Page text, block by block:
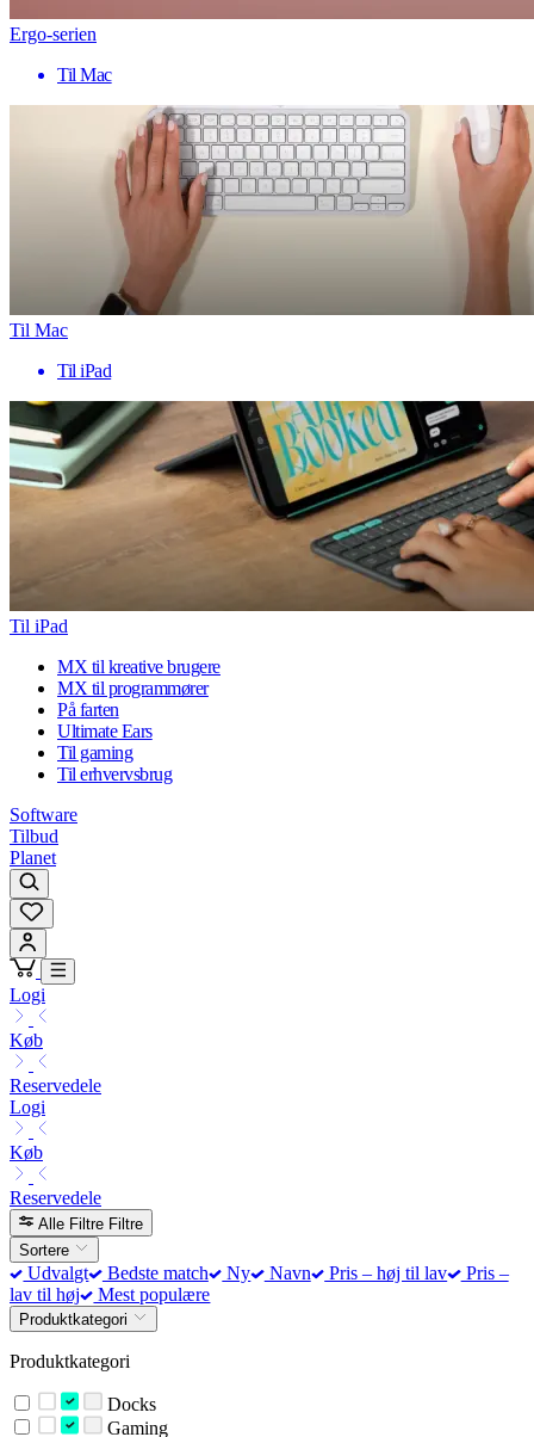
Ergo-serien
Til Mac
Til Mac
Til iPad
Til iPad
MX til kreative brugere
MX til programmører
På farten
Ultimate Ears
Til gaming
Til erhvervsbrug
Software
Tilbud
Planet
Logi
Køb
Reservedele
Logi
Køb
Reservedele
Alle Filtre Filtre
Sortere
Udvalgt Bedste match Ny Navn Pris – høj til lav
Pris –
lav til høj
Mest populære
Produktkategori
Produktkategori
Docks
Gaming